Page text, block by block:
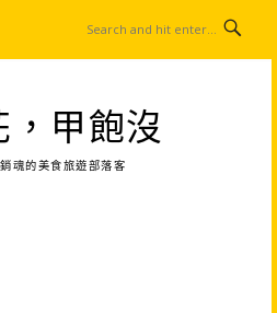
，甲飽沒
魂的美食旅遊部落客